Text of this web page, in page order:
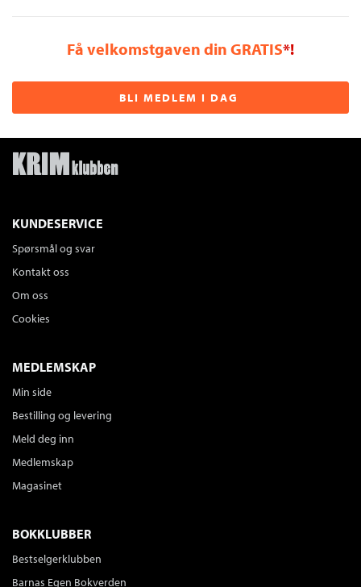
Få velkomstgaven din GRATIS*!
BLI MEDLEM I DAG
KUNDESERVICE
Spørsmål og svar
Kontakt oss
Om oss
Cookies
MEDLEMSKAP
Min side
Bestilling og levering
Meld deg inn
Medlemskap
Magasinet
BOKKLUBBER
Bestselgerklubben
Barnas Egen Bokverden